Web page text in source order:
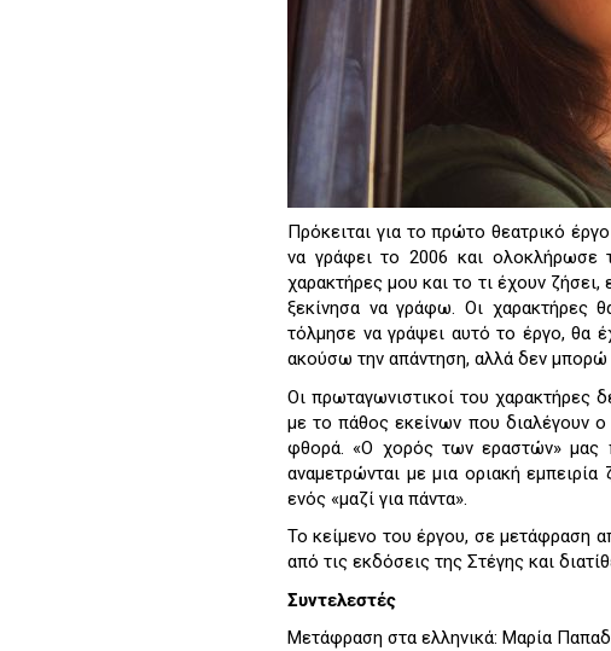
Πρόκειται για το πρώτο θεατρικό
να γράφει το 2006 και ολοκλήρωσε
χαρακτήρες μου και το τι έχουν
ξεκίνησα να γράφω. Οι χαρακτήρες
τόλμησε να γράψει αυτό το έργο, θα
ακούσω την απάντηση, αλλά δεν
Οι πρωταγωνιστικοί του χαρακτήρες
με το πάθος εκείνων που διαλέγουν
φθορά. «Ο χορός των εραστών» μας
αναμετρώνται με μια οριακή
ενός «μαζί για πάντα».
Το κείμενο του έργου, σε μετάφραση
από τις εκδόσεις της Στέγης και
Συντελεστές
Μετάφραση στα ελληνικά: Μαρία